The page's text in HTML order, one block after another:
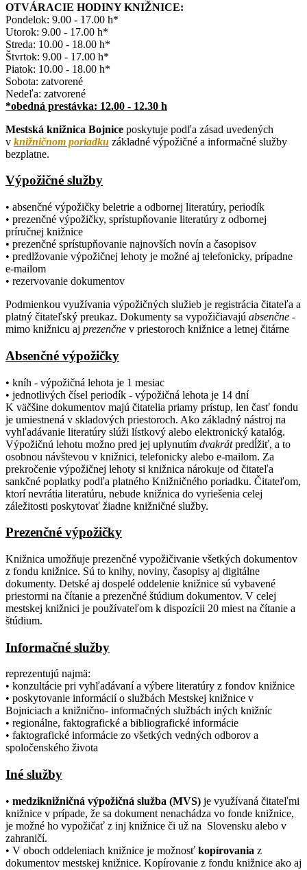
OTVÁRACIE HODINY KNIŽNICE:
Pondelok: 9.00 - 17.00 h*
Utorok: 9.00 - 17.00 h*
Streda: 10.00 - 18.00 h*
Štvrtok: 9.00 - 17.00 h*
Piatok: 10.00 - 18.00 h*
Sobota: zatvorené
Nedeľa: zatvorené
*obedná prestávka: 12.00 - 12.30 h
Mestská knižnica Bojnice poskytuje podľa zásad uvedených
v knižničnom poriadku základné výpožičné a informačné služby
bezplatne.
Výpožičné služby
• absenčné výpožičky beletrie a odbornej literatúry, periodík
• prezenčné výpožičky, sprístupňovanie literatúry z odbornej
príručnej knižnice
• prezenčné sprístupňovanie najnovších novín a časopisov
• predlžovanie výpožičnej lehoty je možné aj telefonicky, prípadne
e-mailom
• rezervovanie dokumentov
Podmienkou využívania výpožičných služieb je registrácia čitateľa a
platný čitateľský preukaz. Dokumenty sa vypožičiavajú absenčne -
mimo knižnicu aj prezenčne v priestoroch knižnice a letnej čitárne
Absenčné výpožičky
• kníh - výpožičná lehota je 1 mesiac
• jednotlivých čísel periodík - výpožičná lehota je 14 dní
K väčšine dokumentov majú čitatelia priamy prístup, len časť fondu
je umiestnená v skladových priestoroch. Ako základný nástroj na
vyhľadávanie literatúry slúži lístkový alebo elektronický katalóg.
Výpožičnú lehotu možno pred jej uplynutím dvakrátpredĺžiť, a to
osobnou návštevou v knižnici, telefonicky alebo e-mailom. Za
prekročenie výpožičnej lehoty si knižnica nárokuje od čitateľa
sankčné poplatky podľa platného Knižničného poriadku. Čitateľom,
ktorí nevrátia literatúru, nebude knižnica do vyriešenia celej
záležitosti poskytovať žiadne knižničné služby.
Prezenčné výpožičky
Knižnica umožňuje prezenčné vypožičivanie všetkých dokumentov
z fondu knižnice. Sú to knihy, noviny, časopisy aj digitálne
dokumenty. Detské aj dospelé oddelenie knižnice sú vybavené
priestormi na čítanie a prezenčné štúdium dokumentov. V celej
mestskej knižnici je používateľom k dispozícii 20 miest na čítanie a
štúdium.
Informačné služby
reprezentujú najmä:
• konzultácie pri vyhľadávaní a výbere literatúry z fondov knižnice
• poskytovanie informácií o službách Mestskej knižnice v
Bojniciach a knižnično- informačných službách iných knižníc
• regionálne, faktografické a bibliografické informácie
• faktografické informácie zo všetkých vedných odborov a
spoločenského života
Iné služby
• medziknižničná výpožičná služba (MVS) je využívaná čitateľmi
knižnice v prípade, že sa dokument nenachádza vo fonde knižnice,
je možné ho vypožičať z inj knižnice či už na Slovensku alebo v
zahraničí.
• V oboch oddeleniach knižnice je možnosť kopírovania z
dokumentov mestskej knižnice. Kopírovanie z fondu knižnice ako aj